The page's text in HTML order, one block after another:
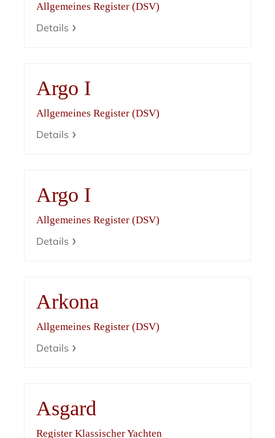
Allgemeines Register (DSV)
Details
Argo I
Allgemeines Register (DSV)
Details
Argo I
Allgemeines Register (DSV)
Details
Arkona
Allgemeines Register (DSV)
Details
Asgard
Register Klassischer Yachten